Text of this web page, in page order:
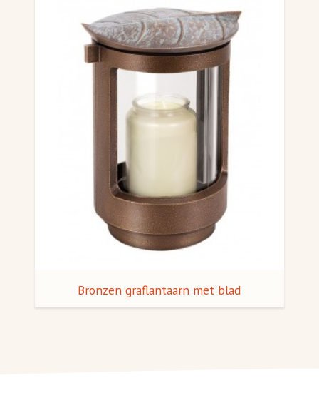
Bronzen graflantaarn met blad